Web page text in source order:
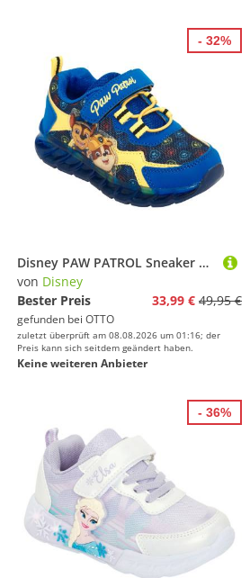
Disney PAW PATROL Sneaker mit cooler Blinkfunktion
von Disney
Bester Preis
33,99 € 49,95 €
gefunden bei OTTO
zuletzt überprüft am 08.08.2026 um 01:16; der
Preis kann sich seitdem geändert haben.
Keine weiteren Anbieter
- 32%
- 36%